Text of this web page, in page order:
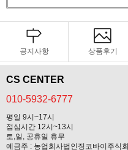
공지사항 상품후기
CS CENTER
010-5932-6777
평일 9시~17시
점심시간 12시~13시
토,일, 공휴일 휴무
예금주 : 농업회사법인징코바이주식회